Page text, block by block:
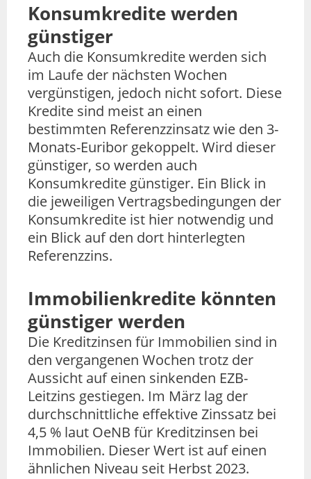
Konsumkredite werden
günstiger
Auch die Konsumkredite werden sich
im Laufe der nächsten Wochen
vergünstigen, jedoch nicht sofort. Diese
Kredite sind meist an einen
bestimmten Referenzzinsatz wie den 3-
Monats-Euribor gekoppelt. Wird dieser
günstiger, so werden auch
Konsumkredite günstiger. Ein Blick in
die jeweiligen Vertragsbedingungen der
Konsumkredite ist hier notwendig und
ein Blick auf den dort hinterlegten
Referenzzins.
Immobilienkredite könnten
günstiger werden
Die Kreditzinsen für Immobilien sind in
den vergangenen Wochen trotz der
Aussicht auf einen sinkenden EZB-
Leitzins gestiegen. Im März lag der
durchschnittliche effektive Zinssatz bei
4,5 % laut OeNB für Kreditzinsen bei
Immobilien. Dieser Wert ist auf einen
ähnlichen Niveau seit Herbst 2023.